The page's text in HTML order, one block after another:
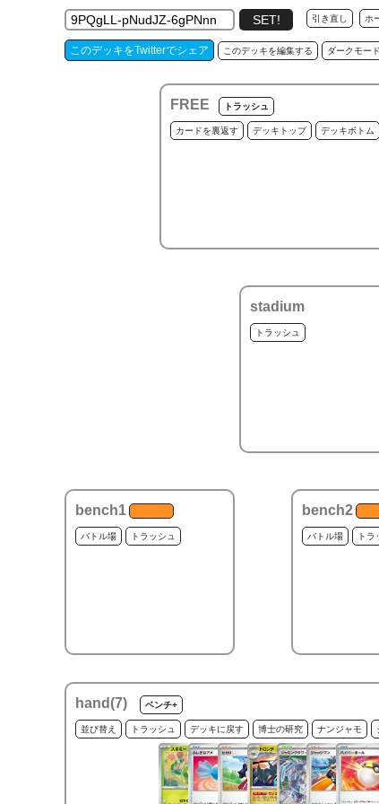
引き直し ホ
このデッキをTwitterでシェア このデッキを編集する ダークモー
FREE トラッシュ
カードを裏返す デッキトップ デッキボトム
stadium
トラッシュ
bench1
バトル場 トラッシュ
bench2
バトル場 トラ
hand(7) ベンチ+
並び替え トラッシュ デッキに戻す 博士の研究 ナンジャモ